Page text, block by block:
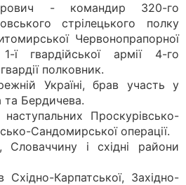
- командир 320-го
стрілецького полку
Червонопрапорної
1-ї гвардійської армії 4-го
полковник.
Україні, брав участь у
та Бердичева.
Проскурівсько-
Сандомирської операції.
Словаччину і східні райони
Карпатської, Західно-